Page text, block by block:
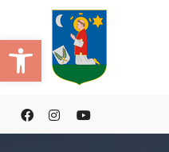
Eszköztár megnyitása
to
content
Search